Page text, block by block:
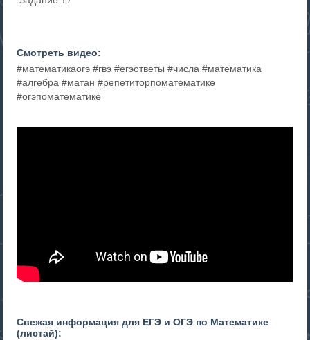
Смотреть видео:
#математикаогэ #гвэ #егэответы #числа #математика
#алгебра #матан #репетиторпоматематике
#огэпоматематике
Свежая информация для ЕГЭ и ОГЭ по Математике
(листай):